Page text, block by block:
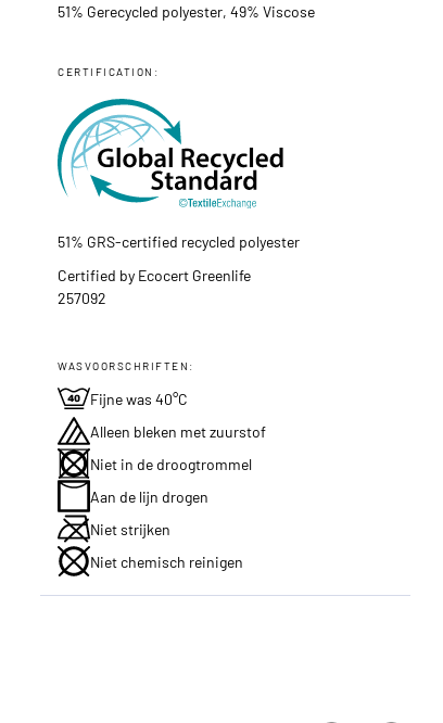
51% Gerecycled polyester, 49% Viscose
CERTIFICATION:
51% GRS-certified recycled polyester
Certified by Ecocert Greenlife
257092
WASVOORSCHRIFTEN:
Fijne was 40°C
Alleen bleken met zuurstof
Niet in de droogtrommel
Aan de lijn drogen
Niet strijken
Niet chemisch reinigen